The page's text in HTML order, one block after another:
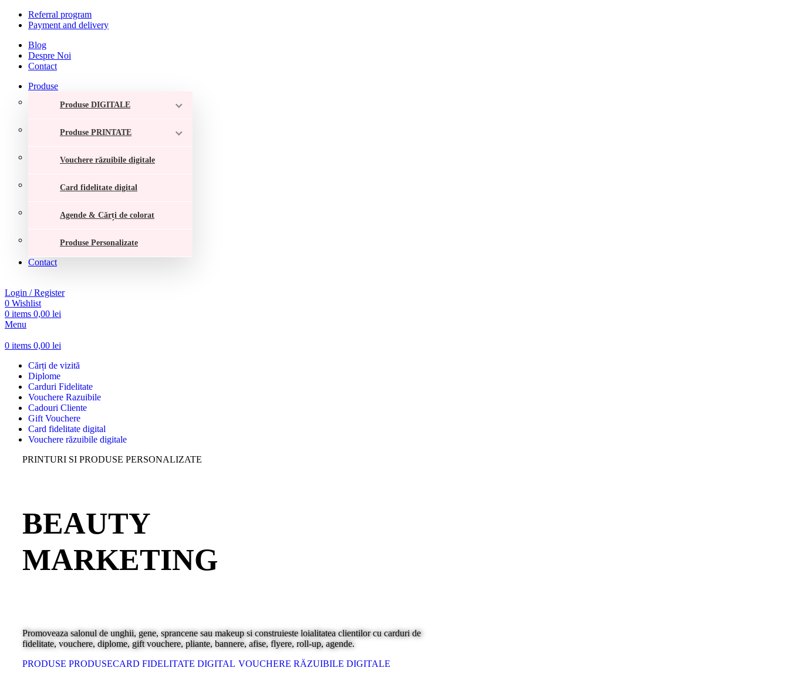
Referral program
Payment and delivery
Blog
Despre Noi
Contact
Produse
Produse DIGITALE
Produse PRINTATE
Vouchere răzuibile digitale
Card fidelitate digital
Agende & Cărți de colorat
Produse Personalizate
Contact
Login / Register
0 Wishlist
0 items 0,00 lei
Menu
0 items 0,00 lei
Cărți de vizită
Diplome
Carduri Fidelitate
Vouchere Razuibile
Cadouri Cliente
Gift Vouchere
Card fidelitate digital
Vouchere răzuibile digitale
PRINTURI SI PRODUSE PERSONALIZATE
BEAUTY
MARKETING
Promoveaza salonul de unghii, gene, sprancene sau makeup si construieste loialitatea clientilor cu carduri de
fidelitate, vouchere, diplome, gift vouchere, pliante, bannere, afise, flyere, roll-up, agende.
PRODUSE PRODUSECARD FIDELITATE DIGITAL VOUCHERE RÄZUIBILE DIGITALE